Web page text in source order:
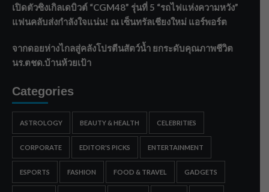
เปิดตัวซิงเกิลเดบิวต์ “CGM48” รุ่นที่ 5 “รถไฟแห่งความหวัง”
แฟนคลับส่งกำลังใจแน่น! ณ เซ็นทรัลเชียงใหม่ แอร์พอร์ต
จากดอยห่างไกลสู่คลังโปรตีนสัตว์น้ำ ยกระดับคุณภาพชีวิต
นร.ตชด.บ้านห้วยเป้า
Categories
ASTROLOGY BEAUTY & HEALTH CELEBRITIES
CORPORATE EDITOR'S PICKS ENTERTAINMENT
ESPORTS FASHION FOOD & TRAVEL GADGETS